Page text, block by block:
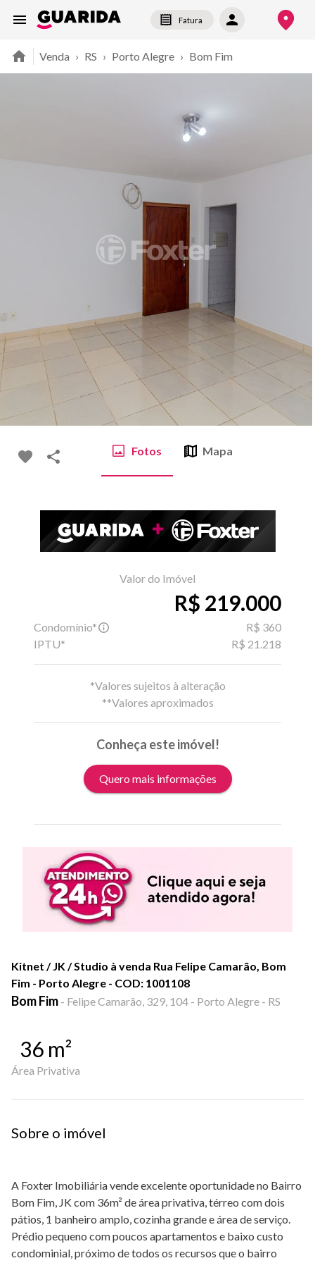
Fatura
Venda › RS › Porto Alegre › Bom Fim
Fotos Mapa
Valor do Imóvel
R$ 219.000
Condomínio*
R$ 360
IPTU*
R$ 21.218
*Valores sujeitos à alteração
**Valores aproximados
Conheça este imóvel!
Quero mais informações
Kitnet / JK / Studio à venda Rua Felipe Camarão, Bom
Fim - Porto Alegre - COD: 1001108
Bom Fim - Felipe Camarão, 329, 104 - Porto Alegre - RS
36 m²
Área Privativa
Sobre o imóvel
A Foxter Imobiliária vende excelente oportunidade no Bairro
Bom Fim, JK com 36m² de área privativa, térreo com dois
pátios, 1 banheiro amplo, cozinha grande e área de serviço.
Prédio pequeno com poucos apartamentos e baixo custo
condominial, próximo de todos os recursos que o bairro